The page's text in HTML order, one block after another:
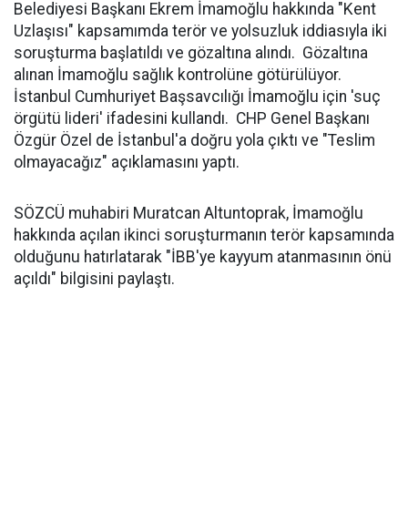
Belediyesi Başkanı Ekrem İmamoğlu hakkında "Kent
Uzlaşısı" kapsamımda terör ve yolsuzluk iddiasıyla iki
soruşturma başlatıldı ve gözaltına alındı. Gözaltına
alınan İmamoğlu sağlık kontrolüne götürülüyor.
İstanbul Cumhuriyet Başsavcılığı İmamoğlu için 'suç
örgütü lideri' ifadesini kullandı. CHP Genel Başkanı
Özgür Özel de İstanbul'a doğru yola çıktı ve "Teslim
olmayacağız" açıklamasını yaptı.
SÖZCÜ muhabiri Muratcan Altuntoprak, İmamoğlu
hakkında açılan ikinci soruşturmanın terör kapsamında
olduğunu hatırlatarak "İBB'ye kayyum atanmasının önü
açıldı" bilgisini paylaştı.